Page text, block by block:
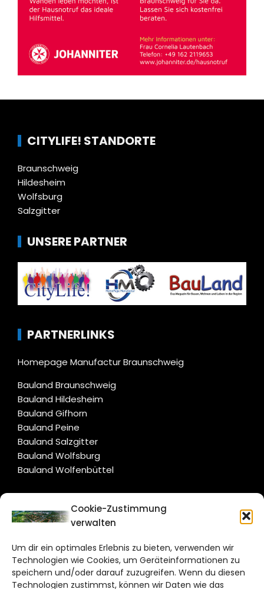
Cookie-Zustimmung
verwalten
Um dir ein optimales Erlebnis zu bieten, verwenden wir
Technologien wie Cookies, um Geräteinformationen zu
speichern und/oder darauf zuzugreifen. Wenn du diesen
Technologien zustimmst, können wir Daten wie das
CITYLIFE! STANDORTE
Braunschweig
Hildesheim
Wolfsburg
Salzgitter
UNSERE PARTNER
PARTNERLINKS
Homepage Manufactur Braunschweig
Bauland Braunschweig
Bauland Hildesheim
Bauland Gifhorn
Bauland Peine
Bauland Salzgitter
Bauland Wolfsburg
Bauland Wolfenbüttel
CITYLIFE!
Bruchtorwall 12
38100 Braunschweig
Telefon: 0531 387220 – 65